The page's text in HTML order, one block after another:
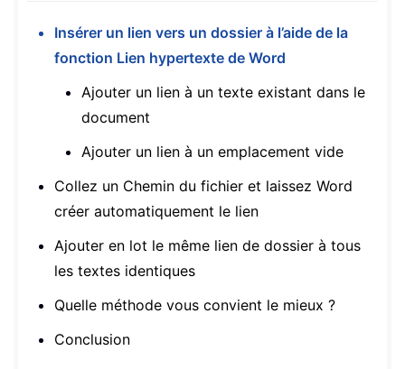
Insérer un lien vers un dossier à l’aide de la
fonction Lien hypertexte de Word
Ajouter un lien à un texte existant dans le
document
Ajouter un lien à un emplacement vide
Collez un Chemin du fichier et laissez Word
créer automatiquement le lien
Ajouter en lot le même lien de dossier à tous
les textes identiques
Quelle méthode vous convient le mieux ?
Conclusion